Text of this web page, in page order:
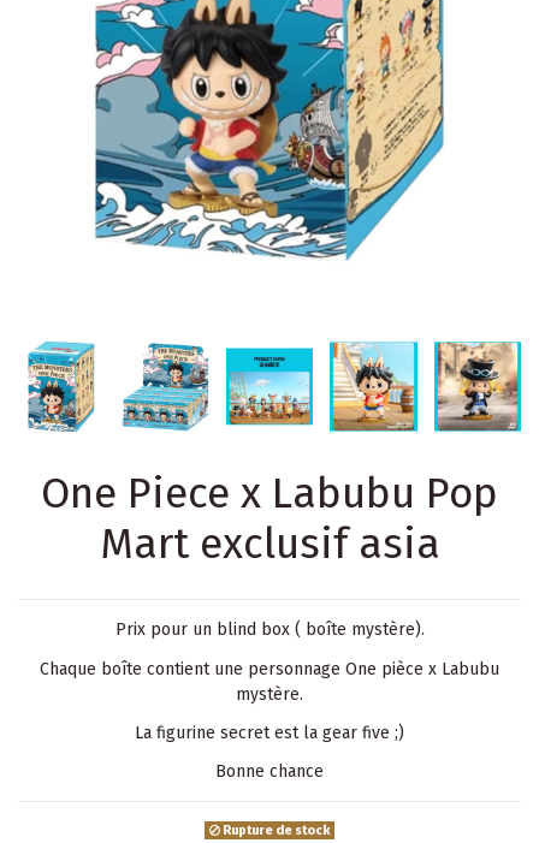
One Piece x Labubu Pop
Mart exclusif asia
Prix pour un blind box ( boîte mystère).
Chaque boîte contient une personnage One pièce x Labubu
mystère.
La figurine secret est la gear five ;)
Bonne chance
Rupture de stock